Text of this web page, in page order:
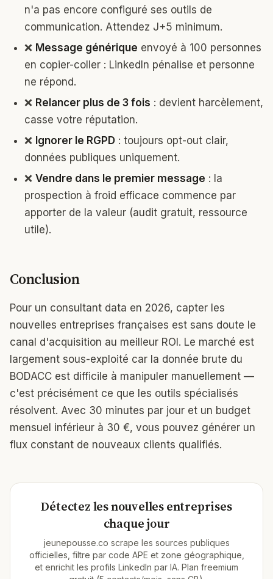
n'a pas encore configuré ses outils de
communication. Attendez J+5 minimum.
❌ Message générique envoyé à 100 personnes
en copier-coller : LinkedIn pénalise et personne
ne répond.
❌ Relancer plus de 3 fois : devient harcèlement,
casse votre réputation.
❌ Ignorer le RGPD : toujours opt-out clair,
données publiques uniquement.
❌ Vendre dans le premier message : la
prospection à froid efficace commence par
apporter de la valeur (audit gratuit, ressource
utile).
Conclusion
Pour un consultant data en 2026, capter les
nouvelles entreprises françaises est sans doute le
canal d'acquisition au meilleur ROI. Le marché est
largement sous-exploité car la donnée brute du
BODACC est difficile à manipuler manuellement —
c'est précisément ce que les outils spécialisés
résolvent. Avec 30 minutes par jour et un budget
mensuel inférieur à 30 €, vous pouvez générer un
flux constant de nouveaux clients qualifiés.
Détectez les nouvelles entreprises
chaque jour
jeunepousse.co scrape les sources publiques
officielles, filtre par code APE et zone géographique,
et enrichit les profils LinkedIn par IA. Plan freemium